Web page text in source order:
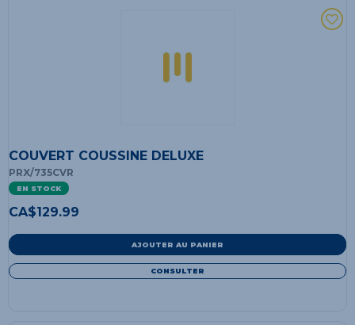
COUVERT COUSSINE DELUXE
PRX/735CVR
EN STOCK
CA$129.99
AJOUTER AU PANIER
CONSULTER